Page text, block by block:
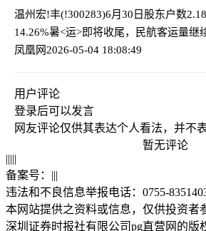
温州宏!丰(!300283)6月30日股东户数
14.26%暑<运>即将收尾，民航客运量继
凤凰网2026-05-04 18:08:49
用户评论
登录后可以发言
网友评论仅供其表达个人看法，并不
暂无评论
|||||
备案号： |||
违法和不良信息举报电话：0755-
本网站提供之资料或信息，仅供投资者
深圳证券时报社有限公司pg直营网的版